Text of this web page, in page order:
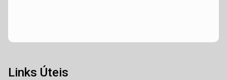
Links Úteis